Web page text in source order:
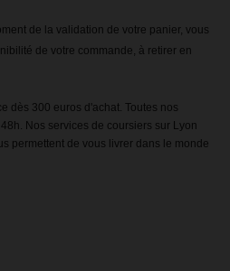
de la validation de votre panier, vous
de votre commande, à retirer en
dès 300 euros d'achat. Toutes nos
Nos services de coursiers sur Lyon
permettent de vous livrer dans le monde